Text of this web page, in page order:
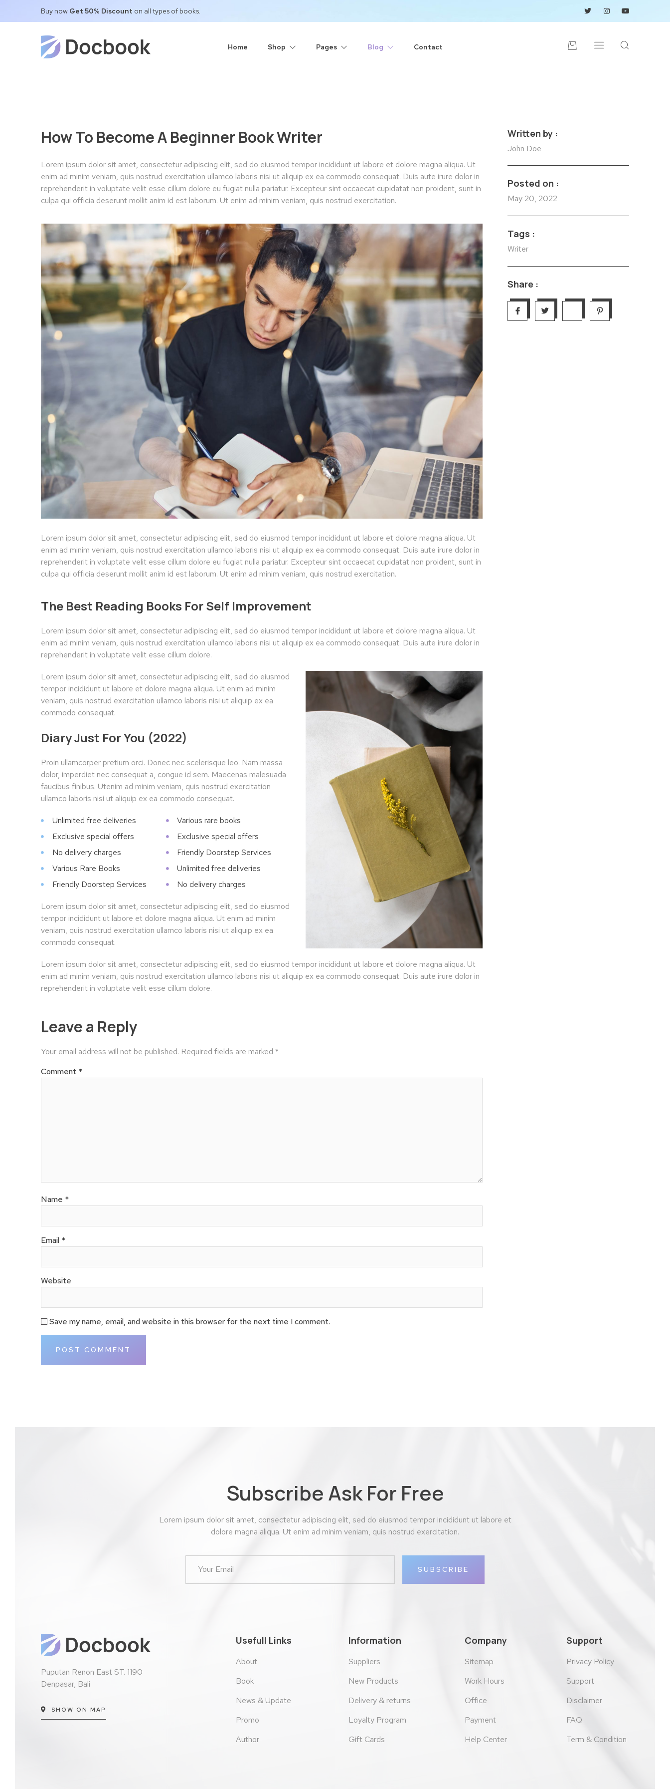
Buy now Get 50% Discount on all types of books.
Home Shop Pages Blog Contact
How To Become A Beginner Book Writer
Lorem ipsum dolor sit amet, consectetur adipiscing elit, sed do eiusmod tempor incididunt ut labore et dolore magna aliqua. Ut
enim ad minim veniam, quis nostrud exercitation ullamco laboris nisi ut aliquip ex ea commodo consequat. Duis aute irure dolor in
reprehenderit in voluptate velit esse cillum dolore eu fugiat nulla pariatur. Excepteur sint occaecat cupidatat non proident, sunt in
culpa qui officia deserunt mollit anim id est laborum. Ut enim ad minim veniam, quis nostrud exercitation.
Lorem ipsum dolor sit amet, consectetur adipiscing elit, sed do eiusmod tempor incididunt ut labore et dolore magna aliqua. Ut
enim ad minim veniam, quis nostrud exercitation ullamco laboris nisi ut aliquip ex ea commodo consequat. Duis aute irure dolor in
reprehenderit in voluptate velit esse cillum dolore eu fugiat nulla pariatur. Excepteur sint occaecat cupidatat non proident, sunt in
culpa qui officia deserunt mollit anim id est laborum. Ut enim ad minim veniam, quis nostrud exercitation.
The Best Reading Books For Self Improvement
Lorem ipsum dolor sit amet, consectetur adipiscing elit, sed do eiusmod tempor incididunt ut labore et dolore magna aliqua. Ut
enim ad minim veniam, quis nostrud exercitation ullamco laboris nisi ut aliquip ex ea commodo consequat. Duis aute irure dolor in
reprehenderit in voluptate velit esse cillum dolore.
Lorem ipsum dolor sit amet, consectetur adipiscing elit, sed do eiusmod
tempor incididunt ut labore et dolore magna aliqua. Ut enim ad minim
veniam, quis nostrud exercitation ullamco laboris nisi ut aliquip ex ea
commodo consequat.
Diary Just For You (2022)
Proin ullamcorper pretium orci. Donec nec scelerisque leo. Nam massa
dolor, imperdiet nec consequat a, congue id sem. Maecenas malesuada
faucibus finibus. Utenim ad minim veniam, quis nostrud exercitation
ullamco laboris nisi ut aliquip ex ea commodo consequat.
Unlimited free deliveries
Exclusive special offers
No delivery charges
Various Rare Books
Friendly Doorstep Services
Various rare books
Exclusive special offers
Friendly Doorstep Services
Unlimited free deliveries
No delivery charges
Lorem ipsum dolor sit amet, consectetur adipiscing elit, sed do eiusmod
tempor incididunt ut labore et dolore magna aliqua. Ut enim ad minim
veniam, quis nostrud exercitation ullamco laboris nisi ut aliquip ex ea
commodo consequat.
Lorem ipsum dolor sit amet, consectetur adipiscing elit, sed do eiusmod tempor incididunt ut labore et dolore magna aliqua. Ut
enim ad minim veniam, quis nostrud exercitation ullamco laboris nisi ut aliquip ex ea commodo consequat. Duis aute irure dolor in
reprehenderit in voluptate velit esse cillum dolore.
Leave a Reply
Your email address will not be published. Required fields are marked *
Comment *
Name *
Email *
Website
Save my name, email, and website in this browser for the next time I comment.
Written by :
John Doe
Posted on :
May 20, 2022
Tags :
Writer
Share :
Subscribe Ask For Free
Lorem ipsum dolor sit amet, consectetur adipiscing elit, sed do eiusmod tempor incididunt ut labore et
dolore magna aliqua. Ut enim ad minim veniam, quis nostrud exercitation.
SUBSCRIBE
Puputan Renon East ST. 1190
Denpasar, Bali
SHOW ON MAP
Usefull Links
About
Book
News & Update
Promo
Author
Information
Suppliers
New Products
Delivery & returns
Loyalty Program
Gift Cards
Company
Sitemap
Work Hours
Office
Payment
Help Center
Support
Privacy Policy
Support
Disclaimer
FAQ
Term & Condition